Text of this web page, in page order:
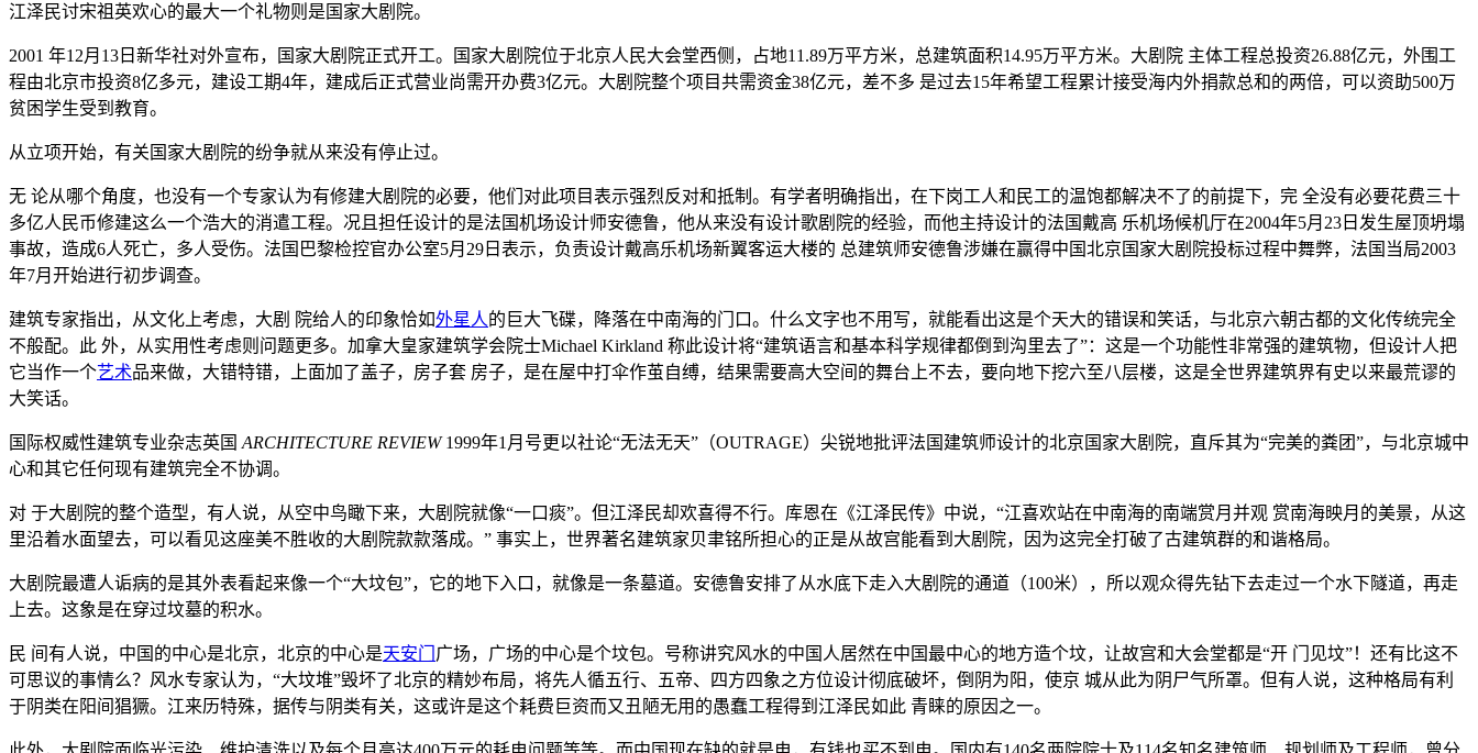
江泽民讨宋祖英欢心的最大一个礼物则是国家大剧院。
2001 年12月13日新华社对外宣布，国家大剧院正式开工。国家大剧院位于北京人民大会堂西侧，占地11.89万平方米，总建筑面积14.95万平方米。大剧院 主体工程总投资26.88亿元，外围工
程由北京市投资8亿多元，建设工期4年，建成后正式营业尚需开办费3亿元。大剧院整个项目共需资金38亿元，差不多 是过去15年希望工程累计接受海内外捐款总和的两倍，可以资助500万
贫困学生受到教育。
从立项开始，有关国家大剧院的纷争就从来没有停止过。
无 论从哪个角度，也没有一个专家认为有修建大剧院的必要，他们对此项目表示强烈反对和抵制。有学者明确指出，在下岗工人和民工的温饱都解决不了的前提下，完 全没有必要花费三十
多亿人民币修建这么一个浩大的消遣工程。况且担任设计的是法国机场设计师安德鲁，他从来没有设计歌剧院的经验，而他主持设计的法国戴高 乐机场候机厅在2004年5月23日发生屋顶坍塌
事故，造成6人死亡，多人受伤。法国巴黎检控官办公室5月29日表示，负责设计戴高乐机场新翼客运大楼的 总建筑师安德鲁涉嫌在赢得中国北京国家大剧院投标过程中舞弊，法国当局2003
年7月开始进行初步调查。
建筑专家指出，从文化上考虑，大剧 院给人的印象恰如外星人的巨大飞碟，降落在中南海的门口。什么文字也不用写，就能看出这是个天大的错误和笑话，与北京六朝古都的文化传统完全
不般配。此 外，从实用性考虑则问题更多。加拿大皇家建筑学会院士Michael Kirkland 称此设计将“建筑语言和基本科学规律都倒到沟里去了”：这是一个功能性非常强的建筑物，但设计人把
它当作一个艺术品来做，大错特错，上面加了盖子，房子套 房子，是在屋中打伞作茧自缚，结果需要高大空间的舞台上不去，要向地下挖六至八层楼，这是全世界建筑界有史以来最荒谬的
大笑话。
国际权威性建筑专业杂志英国 ARCHITECTURE REVIEW1999年1月号更以社论“无法无天”（OUTRAGE）尖锐地批评法国建筑师设计的北京国家大剧院，直斥其为“完美的粪团”，与北京城中
心和其它任何现有建筑完全不协调。
对 于大剧院的整个造型，有人说，从空中鸟瞰下来，大剧院就像“一口痰”。但江泽民却欢喜得不行。库恩在《江泽民传》中说，“江喜欢站在中南海的南端赏月并观 赏南海映月的美景，从这
里沿着水面望去，可以看见这座美不胜收的大剧院款款落成。” 事实上，世界著名建筑家贝聿铭所担心的正是从故宫能看到大剧院，因为这完全打破了古建筑群的和谐格局。
大剧院最遭人诟病的是其外表看起来像一个“大坟包”，它的地下入口，就像是一条墓道。安德鲁安排了从水底下走入大剧院的通道（100米），所以观众得先钻下去走过一个水下隧道，再走
上去。这象是在穿过坟墓的积水。
民 间有人说，中国的中心是北京，北京的中心是天安门 广场，广场的中心是个坟包。号称讲究风水的中国人居然在中国最中心的地方造个坟，让故宫和大会堂都是“开 门见坟”！还有比这不
可思议的事情么？风水专家认为，“大坟堆”毁坏了北京的精妙布局，将先人循五行、五帝、四方四象之方位设计彻底破坏，倒阴为阳，使京 城从此为阴尸气所罩。但有人说，这种格局有利
于阴类在阳间猖獗。江来历特殊，据传与阴类有关，这或许是这个耗费巨资而又丑陋无用的愚蠢工程得到江泽民如此 青睐的原因之一。